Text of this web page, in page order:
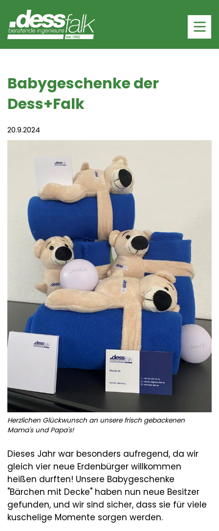
Babygeschenke der
Dess+Falk
20.9.2024
Herzlichen Glückwunsch an unsere frisch gebackenen
Mama's und Papa's!
Dieses Jahr war besonders aufregend, da wir
gleich vier neue Erdenbürger willkommen
heißen durften! Unsere Babygeschenke
"Bärchen mit Decke" haben nun neue Besitzer
gefunden, und wir sind sicher, dass sie für viele
kuschelige Momente sorgen werden.